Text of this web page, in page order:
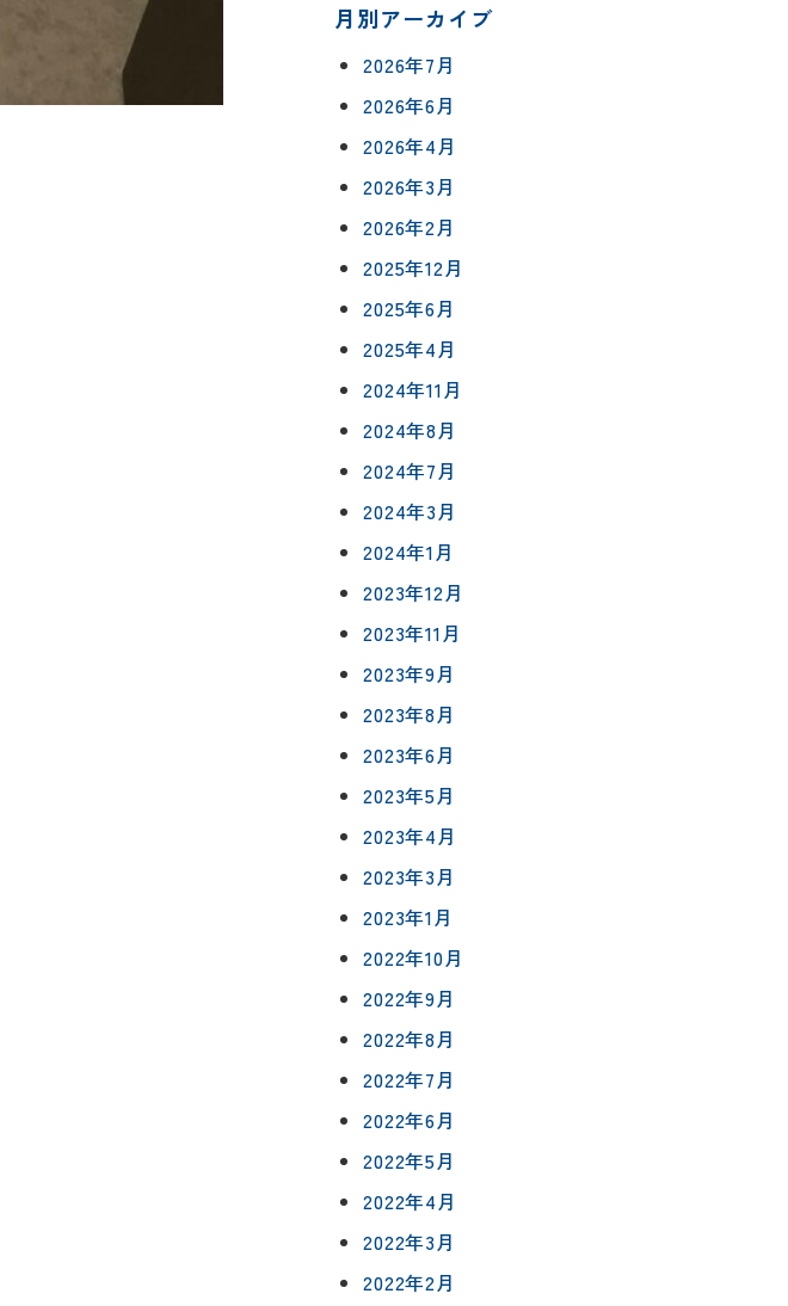
ハウジングボックス について
月別アーカイブ
2026年7月
2026年6月
2026年4月
2026年3月
2026年2月
2025年12月
2025年6月
2025年4月
2024年11月
2024年8月
2024年7月
2024年3月
2024年1月
2023年12月
2023年11月
2023年9月
2023年8月
2023年6月
2023年5月
2023年4月
2023年3月
2023年1月
2022年10月
2022年9月
2022年8月
2022年7月
2022年6月
2022年5月
2022年4月
2022年3月
2022年2月